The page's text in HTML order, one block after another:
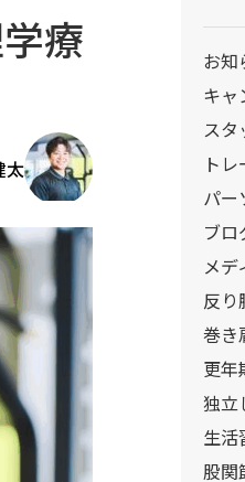
療
太
お知
キャ
スタ
ト
パー
ブロ
メデ
反り
巻き
更年
独立
生活
股関